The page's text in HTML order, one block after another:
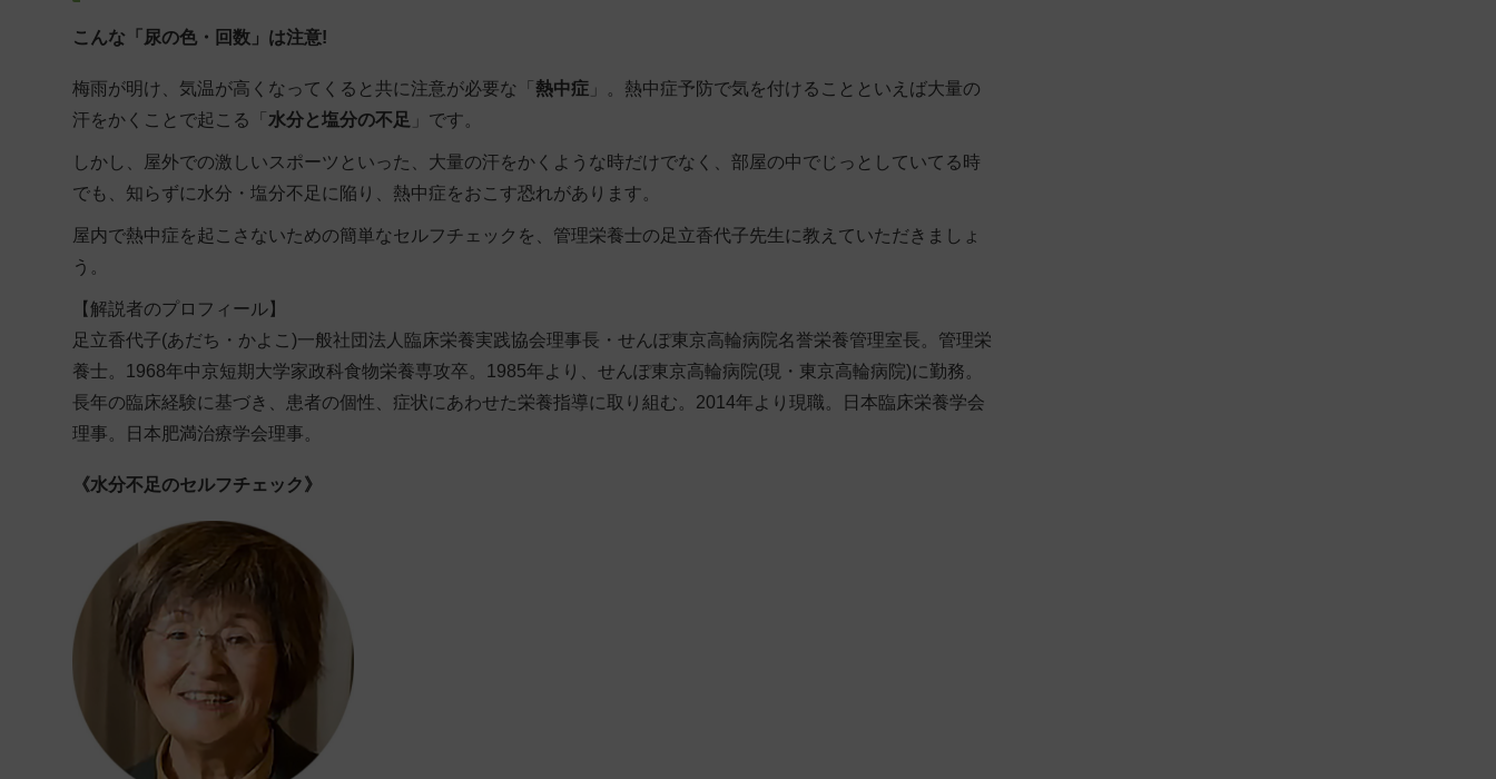
こんな「尿の色・回数」は注意!
梅雨が明け、気温が高くなってくると共に注意が必要な「 熱中症 」。熱中症予防で気を付けることといえば大量の
汗をかくことで起こる「 水分と塩分の不足 」です。
しかし、屋外での激しいスポーツといった、大量の汗をかくような時だけでなく、部屋の中でじっとしていてる時
でも、知らずに水分・塩分不足に陥り、熱中症をおこす恐れがあります。
屋内で熱中症を起こさないための簡単なセルフチェックを、管理栄養士の足立香代子先生に教えていただきましょ
う。
【解説者のプロフィール】
足立香代子(あだち・かよこ)一般社団法人臨床栄養実践協会理事長・せんぽ東京高輪病院名誉栄養管理室長。管理栄
養士。1968年中京短期大学家政科食物栄養専攻卒。1985年より、せんぽ東京高輪病院(現・東京高輪病院)に勤務。
長年の臨床経験に基づき、患者の個性、症状にあわせた栄養指導に取り組む。2014年より現職。日本臨床栄養学会
理事。日本肥満治療学会理事。
《水分不足のセルフチェック》